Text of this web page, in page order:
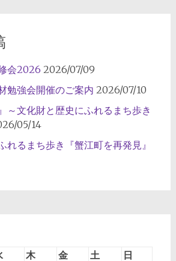
会2026 2026/07/09
勉強会開催のご案内 2026/07/10
～文化財と歴史にふれるまち歩き
05/14
れるまち歩き『蟹江町を再発見』
木 金 土
日